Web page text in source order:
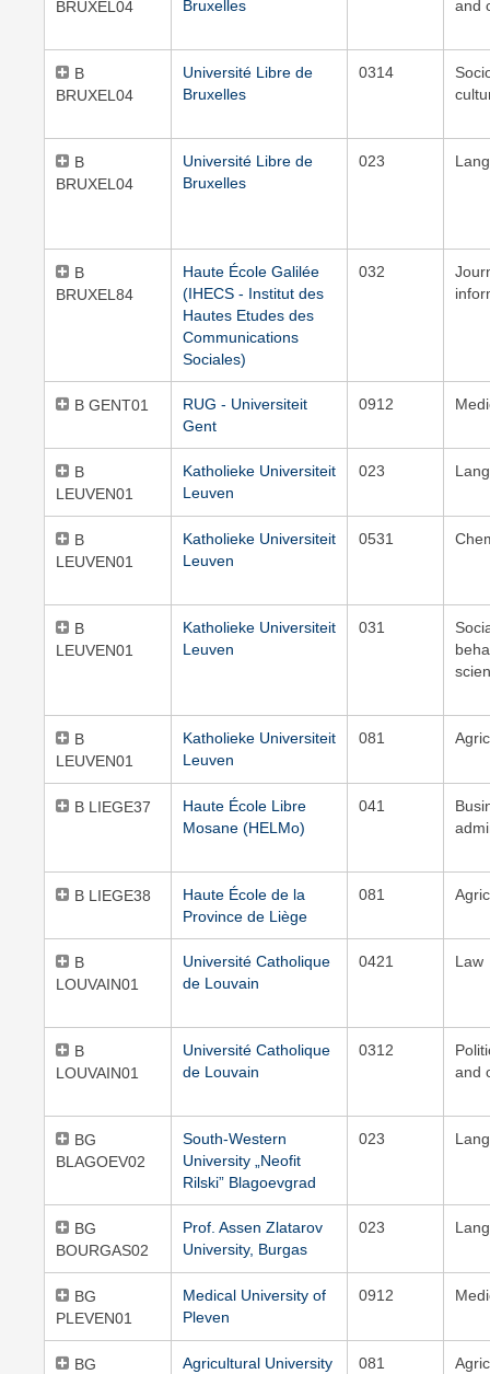
BRUXEL04 Bruxelles and
B
BRUXEL04
Université Libre de
Bruxelles
0314
B
BRUXEL04
Université Libre de
Bruxelles
023
B
BRUXEL84
Haute École Galilée
(IHECS - Institut des
Hautes Etudes des
Communications
Sociales)
032
B GENT01
RUG - Universiteit
Gent
0912
B
LEUVEN01
Katholieke Universiteit
Leuven
023
B
LEUVEN01
Katholieke Universiteit
Leuven
0531
B
LEUVEN01
Katholieke Universiteit
Leuven
031
B
LEUVEN01
Katholieke Universiteit
Leuven
081
B LIEGE37
Haute École Libre
Mosane (HELMo)
041
B LIEGE38
Haute École de la
Province de Liège
081
B
LOUVAIN01
Université Catholique
de Louvain
0421 Law
B
LOUVAIN01
Université Catholique
de Louvain
0312
and
BG
BLAGOEV02
South-Western
University „Neofit
Rilski” Blagoevgrad
023
BG
BOURGAS02
Prof. Assen Zlatarov
University, Burgas
023
BG
PLEVEN01
Medical University of
Pleven
0912
BG
Agricultural University
081